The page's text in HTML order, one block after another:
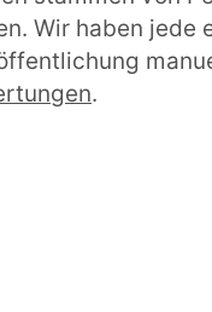
Wir haben jede
.